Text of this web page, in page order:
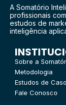
A Somatório
profissionais
estudos de
inteligência
Sobre a
Metodologia
Estudos de Caso
Fale Conosco